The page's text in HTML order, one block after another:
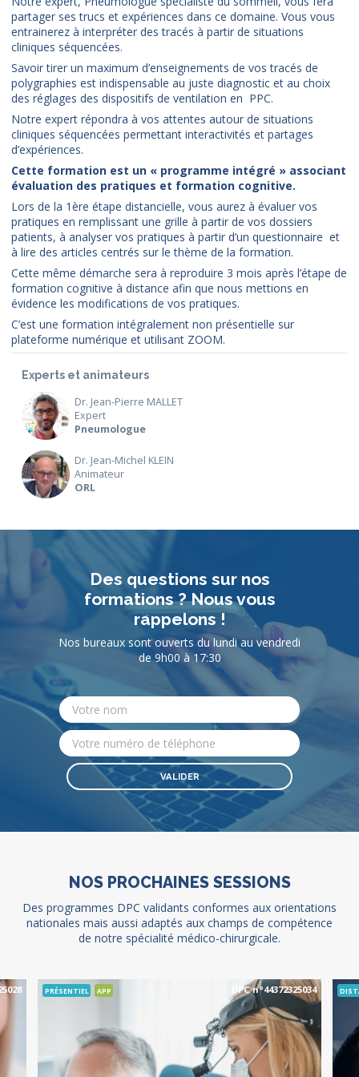
partager ses trucs et expériences dans ce domaine. Vous vous
entrainerez à interpréter des tracés à partir de situations
cliniques séquencées.
Savoir tirer un maximum d’enseignements de vos tracés de
polygraphies est indispensable au juste diagnostic et au choix
des réglages des dispositifs de ventilation en PPC.
Notre expert répondra à vos attentes autour de situations
cliniques séquencées permettant interactivités et partages
d’expériences.
Cette formation est un « programme intégré » associant
évaluation des pratiques et formation cognitive.
Lors de la 1ère étape distancielle, vous aurez à évaluer vos
pratiques en remplissant une grille à partir de vos dossiers
patients, à analyser vos pratiques à partir d’un questionnaire et
à lire des articles centrés sur le thème de la formation.
Cette même démarche sera à reproduire 3 mois après l’étape de
formation cognitive à distance afin que nous mettions en
évidence les modifications de vos pratiques.
C’est une formation intégralement non présentielle sur
plateforme numérique et utilisant ZOOM.
Experts et animateurs
Dr. Jean-Pierre MALLET
Expert
Pneumologue
Dr. Jean-Michel KLEIN
Animateur
ORL
Des questions sur nos
formations ? Nous vous
rappelons !
Nos bureaux sont ouverts du lundi au vendredi
de 9h00 à 17:30
NOS PROCHAINES SESSIONS
Des programmes DPC validants conformes aux orientations
nationales mais aussi adaptés aux champs de compétence
de notre spécialité médico-chirurgicale.
PRÉSENTIEL APP DPC n°44372325034